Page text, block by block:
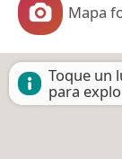
Mapa
Toque un
para